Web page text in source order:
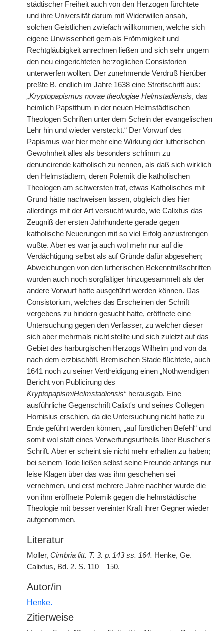
städtischer Freiheit auch von den Herzogen fürchtete
und ihre Universität darum mit Widerwillen ansah,
solchen Geistlichen zwiefach willkommen, welche sich
eigene Unwissenheit gern als Frömmigkeit und
Rechtgläubigkeit anrechnen ließen und sich sehr ungern
den neu eingerichteten herzoglichen Consistorien
unterwerfen wollten. Der zunehmende Verdruß hierüber
preßte B. endlich im Jahre 1638 eine Streitschrift aus:
„Kryptopapismus novae theologiae Helmstadiensis, das
heimlich Papstthum in der neuen Helmstädtischen
Theologen Schriften unter dem Schein der evangelischen
Lehr hin und wieder versteckt.“ Der Vorwurf des
Papismus war hier mehr eine Wirkung der lutherischen
Gewohnheit alles als besonders schlimm zu
denuncirende katholisch zu nennen, als daß sich wirklich
den Helmstädtern, deren Polemik die katholischen
Theologen am schwersten traf, etwas Katholisches mit
Grund hätte nachweisen lassen, obgleich dies hier
allerdings mit der Art versucht wurde, wie Calixtus das
Zeugniß der ersten Jahrhunderte gerade gegen
katholische Neuerungen mit so viel Erfolg anzustrengen
wußte. Aber es war ja auch wol mehr nur auf die
Verdächtigung selbst als auf Gründe dafür abgesehen;
Abweichungen von den lutherischen Bekenntnißschriften
wurden auch noch sorgfältiger hinzugesammelt als der
andere Vorwurf hatte ausgeführt werden können. Das
Consistorium, welches das Erscheinen der Schrift
vergebens zu hindern gesucht hatte, eröffnete eine
Untersuchung gegen den Verfasser, zu welcher dieser
sich aber mehrmals nicht stellte und sich zuletzt auf das
Gebiet des harburgischen Herzogs Wilhelm und von da
nach dem erzbischöfl. Bremischen Stade flüchtete, auch
1641 noch zu seiner Vertheidigung einen „Nothwendigen
Bericht von Publicirung des
KryptopapismiHelmstadiensis“herausgab. Eine
ausführliche Gegenschrift Calixt's und seines Collegen
Hornisius erschien, da die Untersuchung nicht hatte zu
Ende geführt werden können, „auf fürstlichen Befehl“ und
somit wol statt eines Verwerfungsurtheils über Buscher's
Schrift. Aber er scheint sie nicht mehr erhalten zu haben;
bei seinem Tode ließen selbst seine Freunde anfangs nur
leise Klagen über das was ihm geschehen sei
vernehmen, und erst mehrere Jahre nachher wurde die
von ihm eröffnete Polemik gegen die helmstädtische
Theologie mit besser vereinter Kraft ihrer Gegner wieder
aufgenommen.
Literatur
Moller, Cimbria litt. T. 3. p. 143 ss. 164. Henke, Ge.
Calixtus, Bd. 2. S. 110—150.
Autor/in
Henke.
Zitierweise